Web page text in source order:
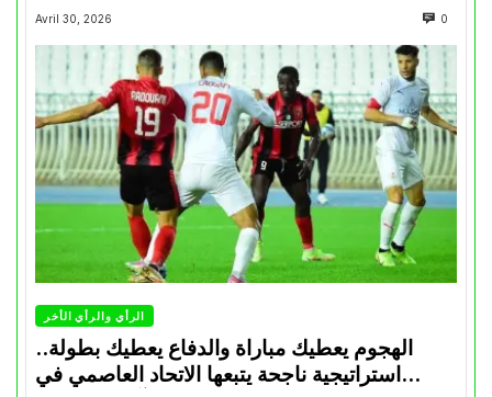
Avril 30, 2026 0
الرأي والرأي الأخر
الهجوم يعطيك مباراة والدفاع يعطيك بطولة..
استراتيجية ناجحة يتبعها الاتحاد العاصمي في